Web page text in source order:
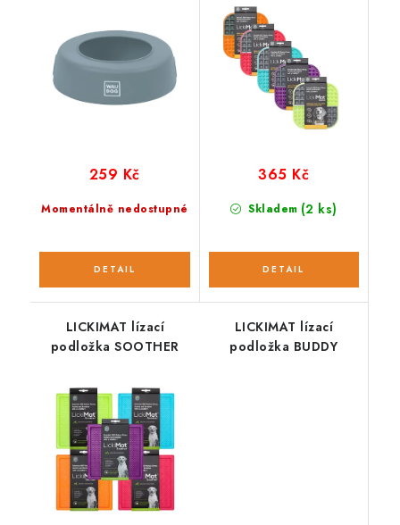
Momentálně nedostupné
259 Kč
Skladem (2 ks)
365 Kč
LICKIMAT lízací
podložka SOOTHER
LICKIMAT lízací
podložka BUDDY